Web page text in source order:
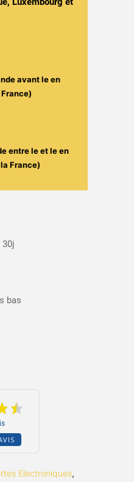
avant leen
entre leet leen
France)
30j
bas
Electroniques,